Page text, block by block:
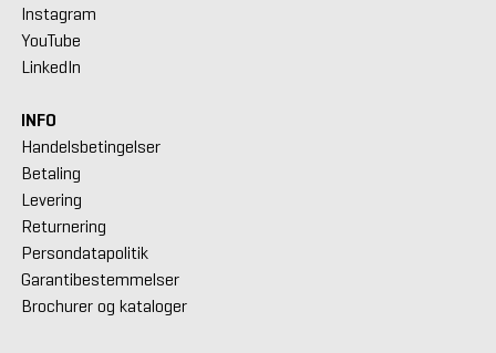
Instagram
YouTube
LinkedIn
INFO
Handelsbetingelser
Betaling
Levering
Returnering
Persondatapolitik
Garantibestemmelser
Brochurer og kataloger